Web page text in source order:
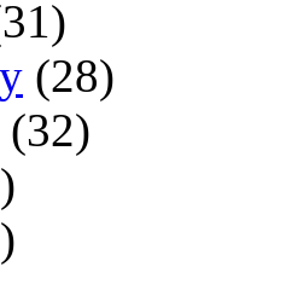
(28)
(32)